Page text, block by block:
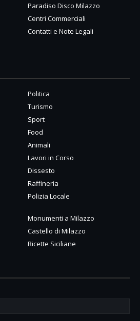
Paradiso Disco Milazzo
Centri Commerciali
Contatti e Note Legali
Politica
Turismo
Sport
Food
Animali
Lavori in Corso
Dissesto
Raffineria
Polizia Locale
Monumenti a Milazzo
Castello di Milazzo
Ricette Siciliane